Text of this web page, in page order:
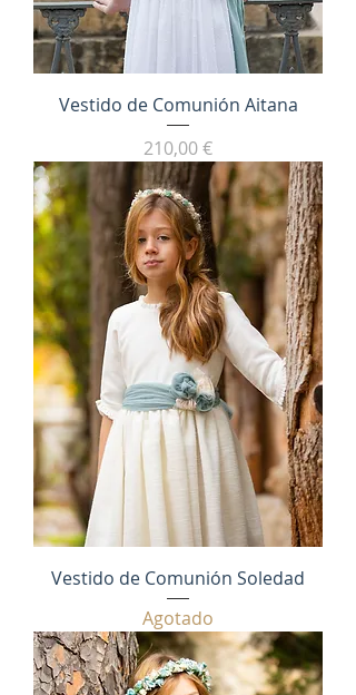
Vestido de Comunión Aitana
Precio
210,00 €
Vestido de Comunión Soledad
Agotado